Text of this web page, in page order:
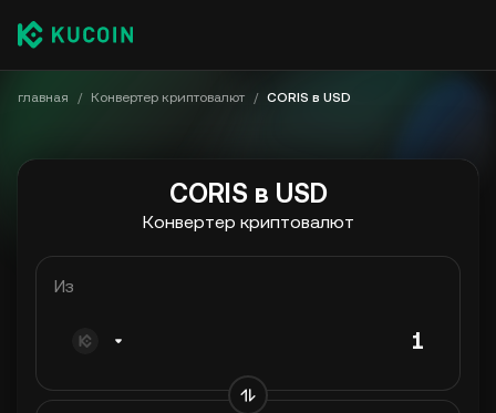
главная / Конвертер криптовалют / CORIS в USD
CORIS в USD
Конвертер криптовалют
Из